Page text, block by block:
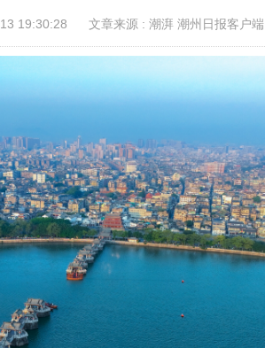
19:30:28 文章来源 : 潮湃 潮州日报客户端